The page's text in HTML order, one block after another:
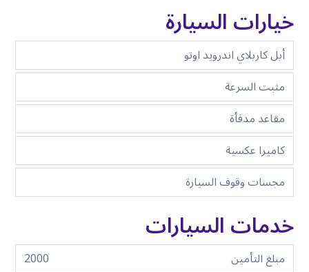
خيارات السيارة
أبل كاربلاي اندرويد اوتو
مثبت السرعة
مقاعد مدفأة
كاميرا عكسية
مجسات وقوف السيارة
خدمات السيارات
مبلغ التأمين
2000